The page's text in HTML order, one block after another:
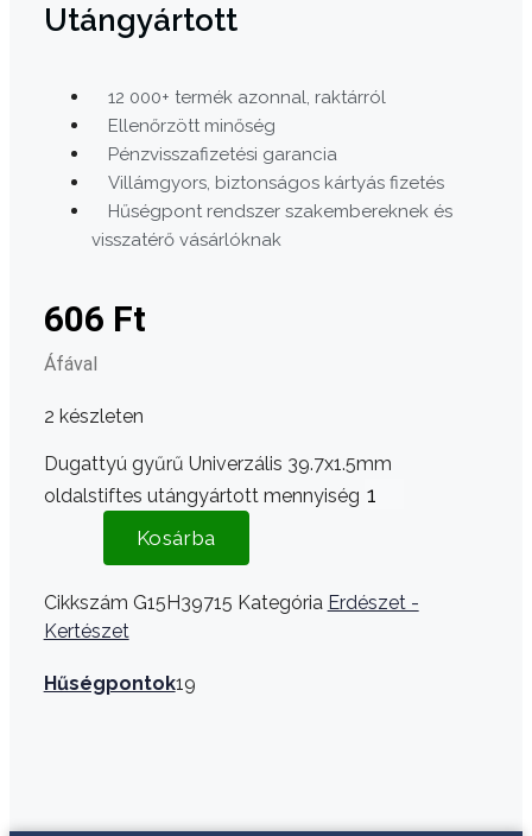
Utángyártott
12 000+ termék azonnal, raktárról
Ellenőrzött minőség
Pénzvisszafizetési garancia
Villámgyors, biztonságos kártyás fizetés
Hűségpont rendszer szakembereknek és
visszatérő vásárlóknak
606 Ft
Áfával
2 készleten
Dugattyú gyűrű Univerzális 39.7x1.5mm
oldalstiftes utángyártott mennyiség
Kosárba
Cikkszám G15H39715 Kategória Erdészet -
Kertészet
Hűségpontok19